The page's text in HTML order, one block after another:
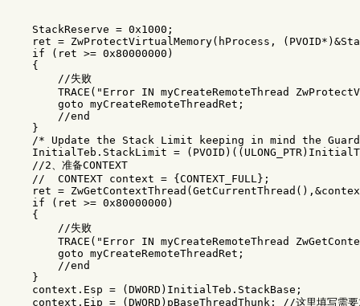
    StackReserve = 0x1000;
ret = ZwProtectVirtualMemory(hProcess,
    if (ret >= 0x80000000)
    {
        //失败
TRACE("Error IN myCreateRemoteThread
        goto myCreateRemoteThreadRet;
        //end
    }
/* Update the Stack Limit keeping in mind the
InitialTeb.StackLimit =
    //2、准备CONTEXT
    //  CONTEXT context = {CONTEXT_FULL};
ret =
    if (ret >= 0x80000000)
    {
        //失败
TRACE("Error IN myCreateRemoteThread
        goto myCreateRemoteThreadRet;
        //end
    }
    context.Esp = (DWORD)InitialTeb.StackBase;
context.Eip = (DWORD)pBaseThreadThunk; //这里填写需要加